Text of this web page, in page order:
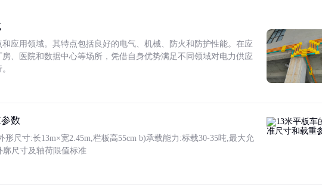
应用领域。其特点包括良好的电气、机械、防火和防护性能。在应
、医院和数据中心等场所，凭借自身优势满足不同领域对电力供应
数
形尺寸:长13m×宽2.45m,栏板高55cm b)承载能力:标载30-35吨,最大允
廓尺寸及轴荷限值标准